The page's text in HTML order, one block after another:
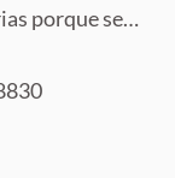
porque se…